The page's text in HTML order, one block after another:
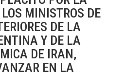
MINISTROS DE
DE LA
Y DE LA
DE IRAN,
EN LA